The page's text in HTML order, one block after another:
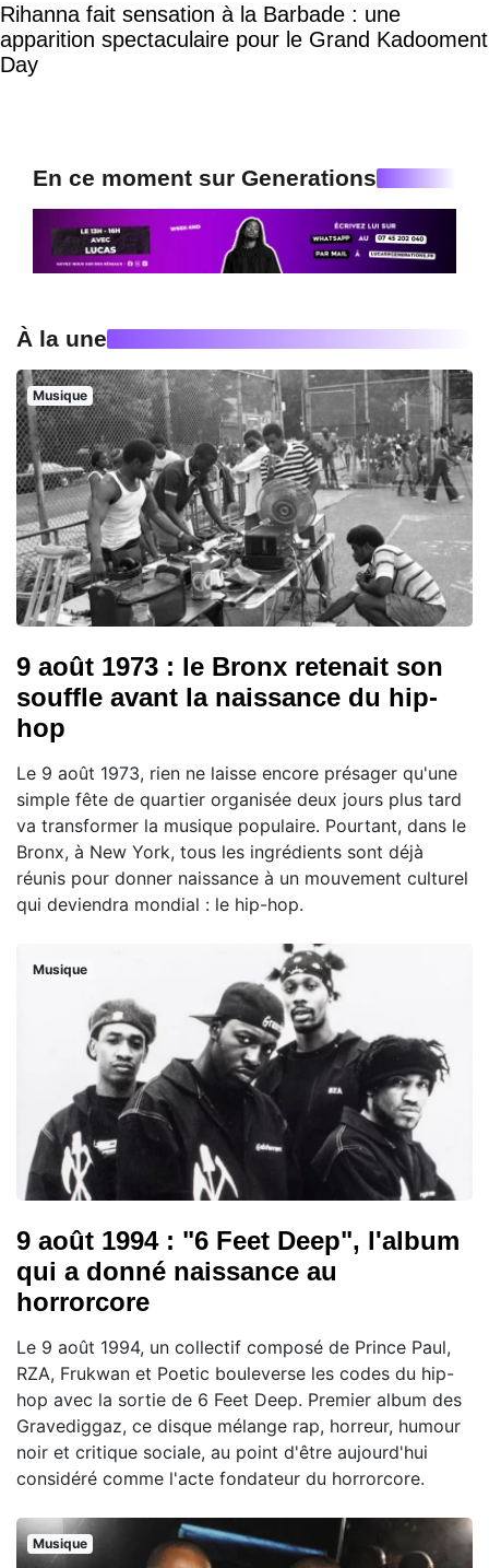
Rihanna fait sensation à la Barbade : une
apparition spectaculaire pour le Grand Kadooment
Day
En ce moment sur Generations
À la une
Musique
9 août 1973 : le Bronx retenait son
souffle avant la naissance du hip-
hop
Le 9 août 1973, rien ne laisse encore présager qu'une
simple fête de quartier organisée deux jours plus tard
va transformer la musique populaire. Pourtant, dans le
Bronx, à New York, tous les ingrédients sont déjà
réunis pour donner naissance à un mouvement culturel
qui deviendra mondial : le hip-hop.
Musique
9 août 1994 : "6 Feet Deep", l'album
qui a donné naissance au
horrorcore
Le 9 août 1994, un collectif composé de Prince Paul,
RZA, Frukwan et Poetic bouleverse les codes du hip-
hop avec la sortie de 6 Feet Deep. Premier album des
Gravediggaz, ce disque mélange rap, horreur, humour
noir et critique sociale, au point d'être aujourd'hui
considéré comme l'acte fondateur du horrorcore.
Musique